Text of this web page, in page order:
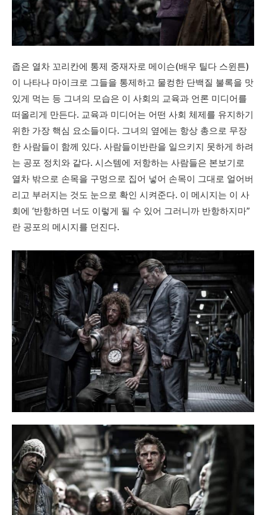
좁은 열차 꼬리칸에 통제 중재자로 메이슨(배우 틸다 스윈튼)
이 나타나 마이크로 그들을 통제하고 물컹한 단백질 불록을 맛
있게 먹는 등 그녀의 모습은 이 사회의 교육과 언론 미디어를
떠올리게 만든다. 교육과 미디어는 어떤 사회 체제를 유지하기
위한 가장 핵심 요소들이다. 그녀의 옆에는 항상 총으로 무장
한 사람들이 함께 있다. 사람들이반란을 일으키지 못하게 하려
는 공포 정치와 같다. 시스템에 저항하는 사람들은 본보기로
열차 밖으로 손목을 구멍으로 집어 넣어 손목이 그대로 얼어버
리고 부러지는 것도 눈으로 확인 시켜준다. 이 메시지는 이 사
회에 ‘반항하면 너도 이렇게 될 수 있어 그러니까 반항하지마”
란 공포의 메시지를 던진다.